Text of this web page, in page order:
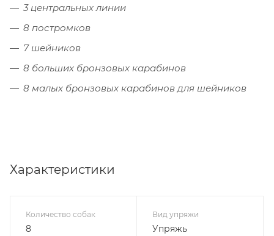
3 центральных линии
8 постромков
7 шейников
8 больших бронзовых карабинов
8 малых бронзовых карабинов для шейников
Характеристики
Количество собак
8
Вид упряжи
Упряжь